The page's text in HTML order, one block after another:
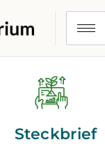
Steckbrief